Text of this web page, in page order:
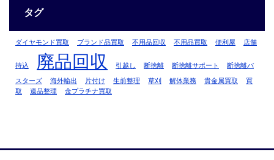
タグ
ダイヤモンド買取 ブランド品買取 不用品回収 不用品買取 便利屋 店舗
持込 廃品回収 引越し 断捨離 断捨離サポート 断捨離バ
スターズ 海外輸出 片付け 生前整理 草刈 解体業務 貴金属買取
買
取
遺品整理 金プラチナ買取